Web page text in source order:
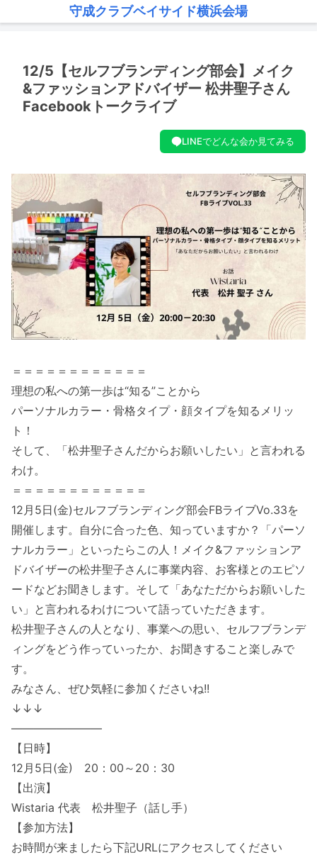
守成クラブベイサイド横浜会場
12/5【セルフブランディング部会】メイク
&ファッションアドバイザー 松井聖子さん
Facebookトークライブ
LINEでどんな会か見てみる
＝＝＝＝＝＝＝＝＝＝＝＝
理想の私への第一歩は“知る”ことから
パーソナルカラー・骨格タイプ・顔タイプを知るメリッ
ト！
そして、「松井聖子さんだからお願いしたい」と言われる
わけ。
＝＝＝＝＝＝＝＝＝＝＝＝
12月5日(金)セルフブランディング部会FBライブVo.33を
開催します。自分に合った色、知っていますか？「パーソ
ナルカラー」といったらこの人！メイク&ファッションア
ドバイザーの松井聖子さんに事業内容、お客様とのエピソ
ードなどお聞きします。そして「あなただからお願いした
い」と言われるわけについて語っていただきます。
松井聖子さんの人となり、事業への思い、セルフブランデ
ィングをどう作っていったか、お聞きすること楽しみで
す。
みなさん、ぜひ気軽に参加くださいね!!
↓↓↓
――――――――
【日時】
12月5日(金) 20：00～20：30
【出演】
Wistaria 代表 松井聖子（話し手）
【参加方法】
お時間が来ましたら下記URLにアクセスしてください